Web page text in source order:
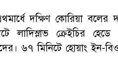
দক্ষিণ কোরিয়া
লাদিস্লাভ ক্রেইচির
৬৭ মিনিটে হোয়াং ইন-